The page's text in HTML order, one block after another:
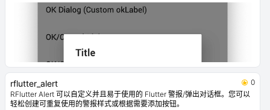
rflutter_alert
0
RFlutter Alert 可以自定义并且易于使用的 Flutter 警报/弹出对话框。您可以
轻松创建可重复使用的警报样式或根据需要添加按钮。